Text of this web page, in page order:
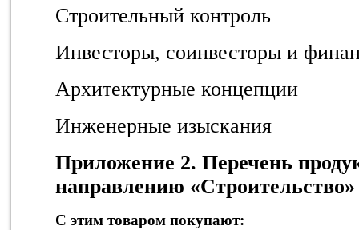
Строительный контроль
Инвесторы, соинвесторы и
Архитектурные концепции
Инженерные изыскания
Приложение 2. Перечень
направлению «Строительство»
С этим товаром покупают: